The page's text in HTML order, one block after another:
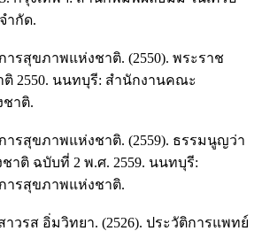
ำกัด.
รสุขภาพแห่งชาติ. (2550). พระราช
2550. นนทบุรี: สำนักงานคณะ
าติ.
รสุขภาพแห่งชาติ. (2559). ธรรมนูญว่า
าติ ฉบับที่ 2 พ.ศ. 2559. นนทบุรี:
ารสุขภาพแห่งชาติ.
าวรส อิ่มวิทยา. (2526). ประวัติการแพทย์